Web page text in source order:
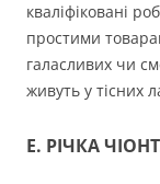
кваліфіковані
простими
галасливих чи
живуть у тісних
E. РІЧКА